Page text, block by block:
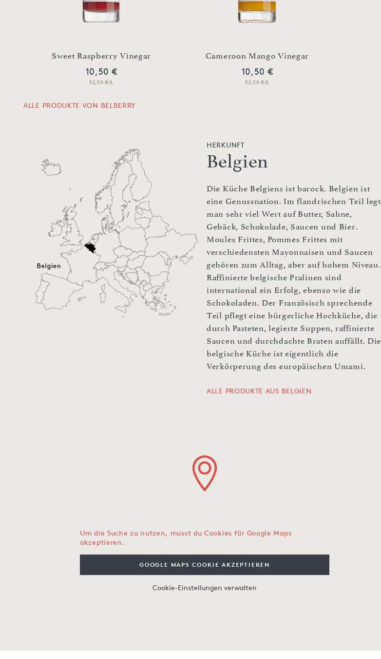
Sweet Raspberry Vinegar
10,50 €
52,50 €/L
Cameroon Mango Vinegar
10,50 €
52,50 €/L
ALLE PRODUKTE VON BELBERRY
HERKUNFT
Belgien
Die Küche Belgiens ist barock. Belgien ist
eine Genussnation. Im flandrischen Teil legt
man sehr viel Wert auf Butter, Sahne,
Gebäck, Schokolade, Saucen und Bier.
Moules Frittes, Pommes Frittes mit
verschiedensten Mayonnaisen und Saucen
gehören zum Alltag, aber auf hohem Niveau.
Raffinierte belgische Pralinen sind
international ein Erfolg, ebenso wie die
Schokoladen. Der Französisch sprechende
Teil pflegt eine bürgerliche Hochküche, die
durch Pasteten, legierte Suppen, raffinierte
Saucen und durchdachte Braten auffällt. Die
belgische Küche ist eigentlich die
Verkörperung des europäischen Umami.
ALLE PRODUKTE AUS BELGIEN
Um die Suche zu nutzen, musst du Cookies für Google Maps
akzeptieren.
GOOGLE MAPS COOKIE AKZEPTIEREN
Cookie-Einstellungen verwalten